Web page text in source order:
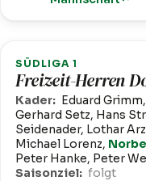
SÜDLIGA 1
Freizeit-Herren
Kader: Eduard
Gerhard Setz, Hans
Seidenader, Lothar
Michael Lorenz,
Peter Hanke, Peter
Saisonziel: folgt